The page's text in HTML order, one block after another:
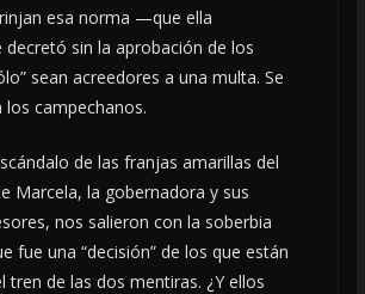
esa norma —que ella
sin la aprobación de los
sean acreedores a una multa. Se
campechanos.
de las franjas amarillas del
Marcela, la gobernadora y sus
nos salieron con la soberbia
fue una “decisión” de los que están
tren de las dos mentiras. ¿Y ellos